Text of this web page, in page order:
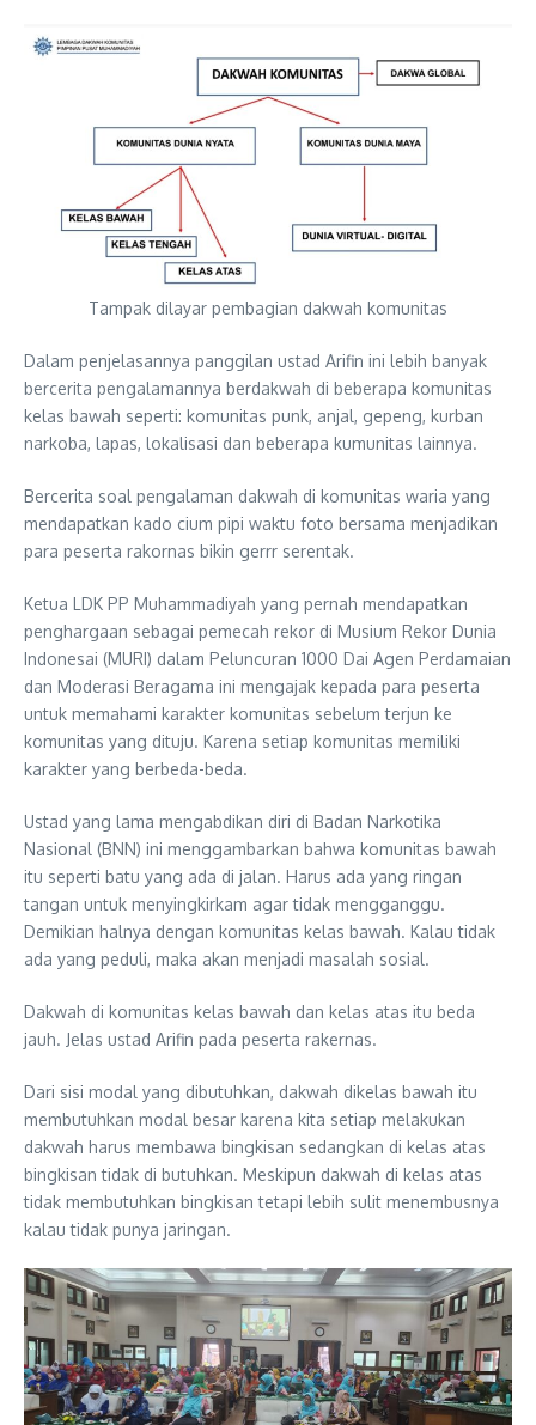
Tampak dilayar pembagian dakwah komunitas
Dalam penjelasannya panggilan ustad Arifin ini lebih banyak
bercerita pengalamannya berdakwah di beberapa komunitas
kelas bawah seperti: komunitas punk, anjal, gepeng, kurban
narkoba, lapas, lokalisasi dan beberapa kumunitas lainnya.
Bercerita soal pengalaman dakwah di komunitas waria yang
mendapatkan kado cium pipi waktu foto bersama menjadikan
para peserta rakornas bikin gerrr serentak.
Ketua LDK PP Muhammadiyah yang pernah mendapatkan
penghargaan sebagai pemecah rekor di Musium Rekor Dunia
Indonesai (MURI) dalam Peluncuran 1000 Dai Agen Perdamaian
dan Moderasi Beragama ini mengajak kepada para peserta
untuk memahami karakter komunitas sebelum terjun ke
komunitas yang dituju. Karena setiap komunitas memiliki
karakter yang berbeda-beda.
Ustad yang lama mengabdikan diri di Badan Narkotika
Nasional (BNN) ini menggambarkan bahwa komunitas bawah
itu seperti batu yang ada di jalan. Harus ada yang ringan
tangan untuk menyingkirkam agar tidak mengganggu.
Demikian halnya dengan komunitas kelas bawah. Kalau tidak
ada yang peduli, maka akan menjadi masalah sosial.
Dakwah di komunitas kelas bawah dan kelas atas itu beda
jauh. Jelas ustad Arifin pada peserta rakernas.
Dari sisi modal yang dibutuhkan, dakwah dikelas bawah itu
membutuhkan modal besar karena kita setiap melakukan
dakwah harus membawa bingkisan sedangkan di kelas atas
bingkisan tidak di butuhkan. Meskipun dakwah di kelas atas
tidak membutuhkan bingkisan tetapi lebih sulit menembusnya
kalau tidak punya jaringan.